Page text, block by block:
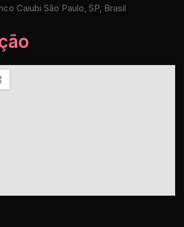
Caiubi São Paulo, SP, Brasil